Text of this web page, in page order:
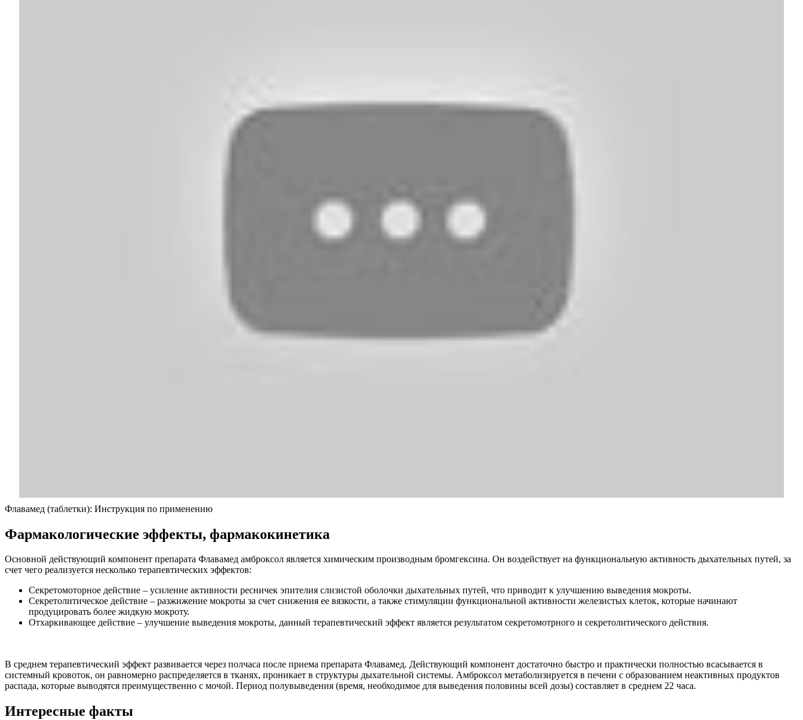
Флавамед (таблетки): Инструкция по применению
Фармакологические эффекты, фармакокинетика
Основной действующий компонент препарата Флавамед амброксол является химическим производным бромгексина. Он воздействует на функциональную активность дыхательных путей, за
счет чего реализуется несколько терапевтических эффектов:
Секретомоторное действие – усиление активности ресничек эпителия слизистой оболочки дыхательных путей, что приводит к улучшению выведения мокроты.
Секретолитическое действие – разжижение мокроты за счет снижения ее вязкости, а также стимуляции функциональной активности железистых клеток, которые начинают
продуцировать более жидкую мокроту.
Отхаркивающее действие – улучшение выведения мокроты, данный терапевтический эффект является результатом секретомотрного и секретолитического действия.
В среднем терапевтический эффект развивается через полчаса после приема препарата Флавамед. Действующий компонент достаточно быстро и практически полностью всасывается в
системный кровоток, он равномерно распределяется в тканях, проникает в структуры дыхательной системы. Амброксол метаболизируется в печени с образованием неактивных продуктов
распада, которые выводятся преимущественно с мочой. Период полувыведения (время, необходимое для выведения половины всей дозы) составляет в среднем 22 часа.
Интересные факты